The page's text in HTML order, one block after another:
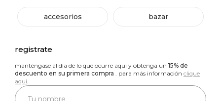
accesorios bazar
registrate
manténgase al día de lo que ocurre aquí y obtenga un 15% de
descuento en su primera compra . para más información clique
aqui.